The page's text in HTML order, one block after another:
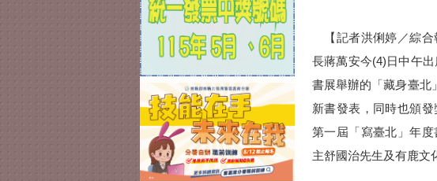
【記者洪俐婷／綜合
長蔣萬安今(4)日中午
書展舉辦的「藏身臺北
新書發表，同時也頒
第一屆「寫臺北」年
主舒國治先生及有鹿文